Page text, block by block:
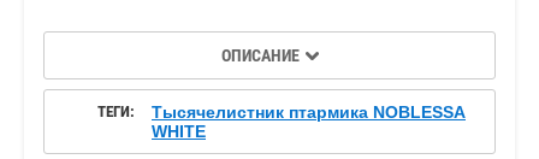
ОПИСАНИЕ
ТЕГИ:
Тысячелистник птармика NOBLESSA
WHITE